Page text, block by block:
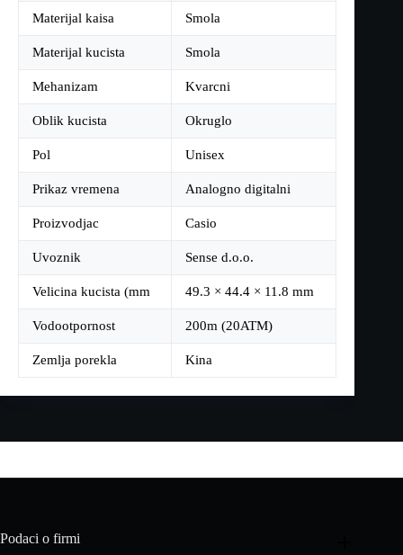
Materijal kaisa Smola
Materijal kucista Smola
Mehanizam Kvarcni
Oblik kucista Okruglo
Pol Unisex
Prikaz vremena Analogno digitalni
Proizvodjac Casio
Uvoznik Sense d.o.o.
Velicina kucista (mm 49.3 × 44.4 × 11.8 mm
Vodootpornost 200m (20ATM)
Zemlja porekla Kina
Podaci o firmi